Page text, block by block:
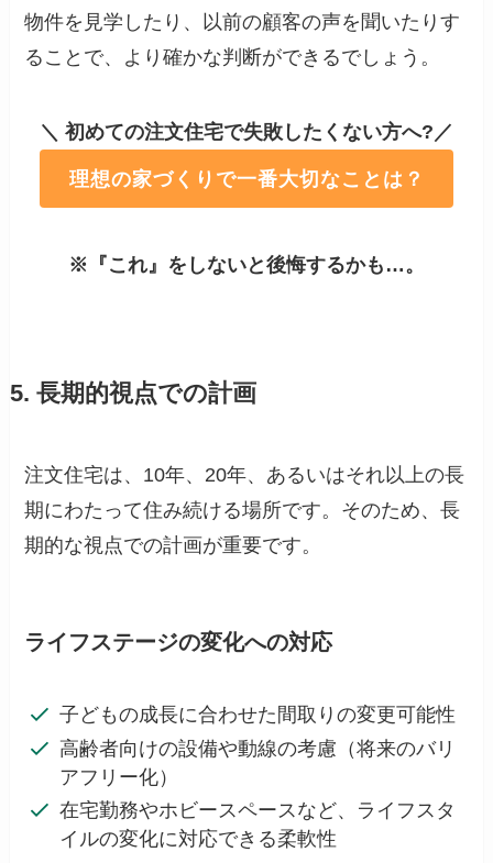
物件を見学したり、以前の顧客の声を聞いたりす
ることで、より確かな判断ができるでしょう。
＼ 初めての注文住宅で失敗したくない方へ?／
理想の家づくりで一番大切なことは？
※『これ』をしないと後悔するかも…。
5. 長期的視点での計画
注文住宅は、10年、20年、あるいはそれ以上の長
期にわたって住み続ける場所です。そのため、長
期的な視点での計画が重要です。
ライフステージの変化への対応
子どもの成長に合わせた間取りの変更可能性
高齢者向けの設備や動線の考慮（将来のバリ
アフリー化）
在宅勤務やホビースペースなど、ライフスタ
イルの変化に対応できる柔軟性